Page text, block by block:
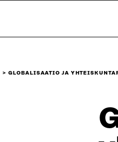
GLOBALISAATIO JA